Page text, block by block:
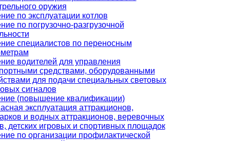
оружия
по эксплуатации котлов
по погрузочно-разгрузочной
специалистов по переносным
водителей для управления
средствами, оборудованными
для подачи специальных световых
сигналов
(повышение квалификации)
эксплуатация аттракционов,
и водных аттракционов, веревочных
детских игровых и спортивных площадок
по организации профилактической